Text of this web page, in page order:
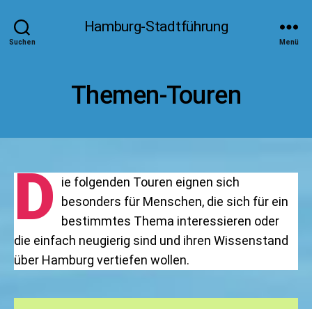
Suchen
Hamburg-Stadtführung
Menü
Themen-Touren
D ie folgenden Touren eignen sich
besonders für Menschen, die sich für ein
bestimmtes Thema interessieren oder
die einfach neugierig sind und ihren Wissenstand
über Hamburg vertiefen wollen.